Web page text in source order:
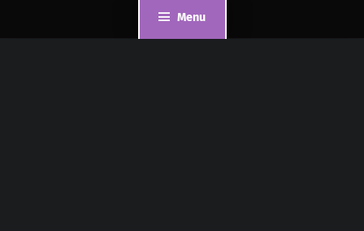
Menu